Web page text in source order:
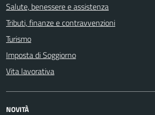
Salute, benessere e assistenza
Tributi, finanze e contravvenzioni
Turismo
Imposta di Soggiorno
Vita lavorativa
NOVITÀ